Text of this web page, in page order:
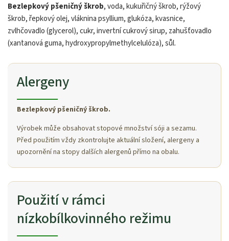
Bezlepkový pšeničný škrob, voda, kukuřičný škrob, rýžový
škrob, řepkový olej, vláknina psyllium, glukóza, kvasnice,
zvlhčovadlo (glycerol), cukr, invertní cukrový sirup, zahušťovadlo
(xantanová guma, hydroxypropylmethylcelulóza), sůl.
Alergeny
Bezlepkový pšeničný škrob.
Výrobek může obsahovat stopové množství sóji a sezamu.
Před použitím vždy zkontrolujte aktuální složení, alergeny a
upozornění na stopy dalších alergenů přímo na obalu.
Použití v rámci
nízkobílkovinného režimu